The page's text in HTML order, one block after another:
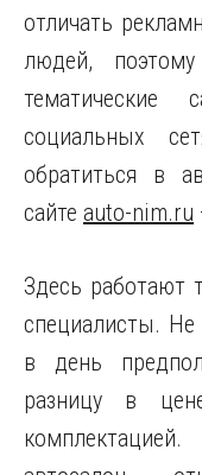
отличать
людей,
социальных
обратиться в
сайте auto-nim.ru
Здесь работают
специалисты. Не
в день
разницу в